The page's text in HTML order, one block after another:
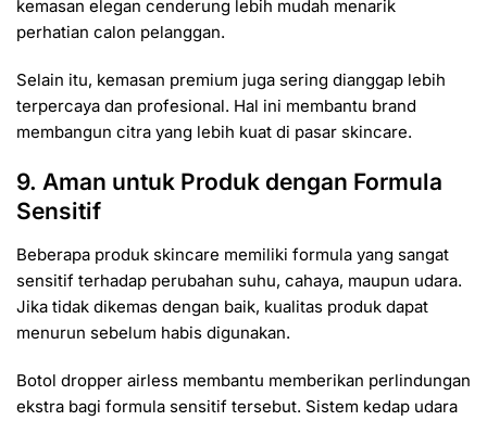
kemasan elegan cenderung lebih mudah menarik
perhatian calon pelanggan.
Selain itu, kemasan premium juga sering dianggap lebih
terpercaya dan profesional. Hal ini membantu brand
membangun citra yang lebih kuat di pasar skincare.
9. Aman untuk Produk dengan Formula
Sensitif
Beberapa produk skincare memiliki formula yang sangat
sensitif terhadap perubahan suhu, cahaya, maupun udara.
Jika tidak dikemas dengan baik, kualitas produk dapat
menurun sebelum habis digunakan.
Botol dropper airless membantu memberikan perlindungan
ekstra bagi formula sensitif tersebut. Sistem kedap udara